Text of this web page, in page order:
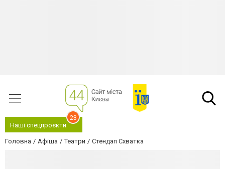
Наші спецпроєкти
23
Головна Афіша Театри Стендап Схватка